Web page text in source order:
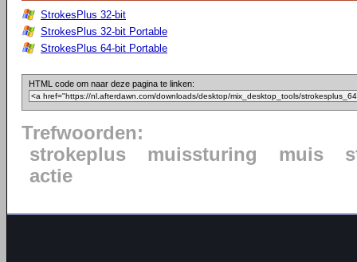
StrokesPlus 32-bit
StrokesPlus 32-bit Portable
StrokesPlus 64-bit Portable
HTML code om naar deze pagina te linken:
Trefwoorden:
strokeplus
muissturing muis
actie